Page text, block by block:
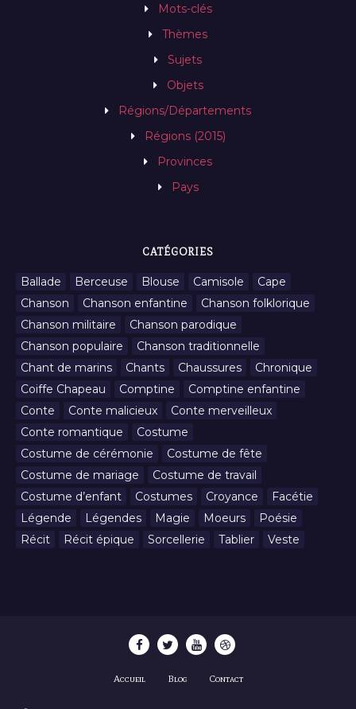
Mots-clés
Thèmes
Sujets
Objets
Régions/Départements
Régions (2015)
Provinces
Pays
CATÉGORIES
Ballade Berceuse Blouse Camisole
Cape
Chanson
Chanson enfantine
Chanson folklorique
Chanson militaire
Chanson parodique
Chanson populaire
Chanson traditionnelle
Chant de marins
Chants Chaussures
Chronique
Coiffe Chapeau
Comptine
Comptine enfantine
Conte
Conte malicieux
Conte merveilleux
Conte romantique
Costume
Costume de cérémonie
Costume de fête
Costume de mariage
Costume de travail
Costume d’enfant
Costumes Croyance
Facétie
Légende
Légendes Magie Moeurs
Poésie
Récit
Récit épique Sorcellerie Tablier Veste
Accueil Blog Contact